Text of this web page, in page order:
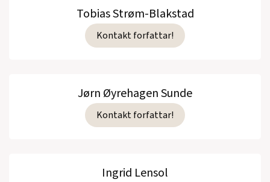
Tobias Strøm-Blakstad
Kontakt forfattar!
Jørn Øyrehagen Sunde
Kontakt forfattar!
Ingrid Lensol